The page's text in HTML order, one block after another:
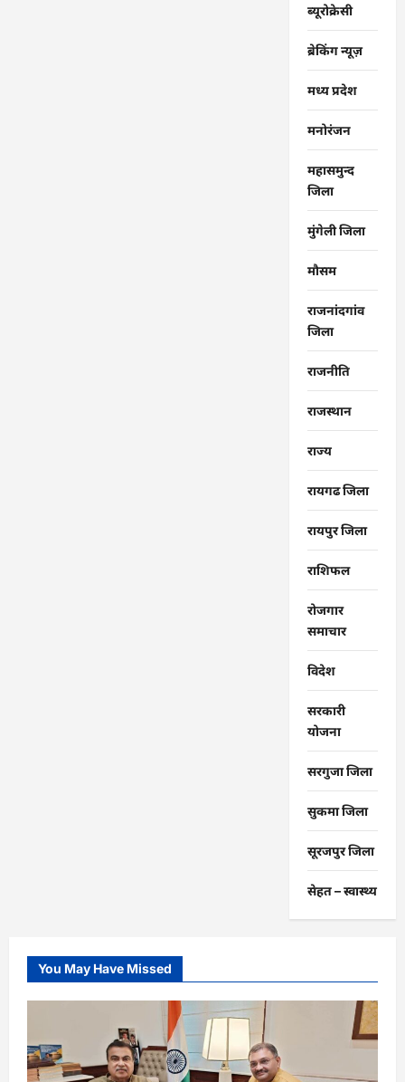
ब्यूरोक्रेसी
ब्रेकिंग न्यूज़
मध्य प्रदेश
मनोरंजन
महासमुन्द
जिला
मुंगेली जिला
मौसम
राजनांदगांव
जिला
राजनीति
राजस्थान
राज्‍य
रायगढ जिला
रायपुर जिला
राशिफल
रोजगार
समाचार
विदेश
सरकारी
योजना
सरगुजा जिला
सुकमा जिला
सूरजपुर जिला
सेहत – स्‍वास्‍थ्‍य
You May Have Missed